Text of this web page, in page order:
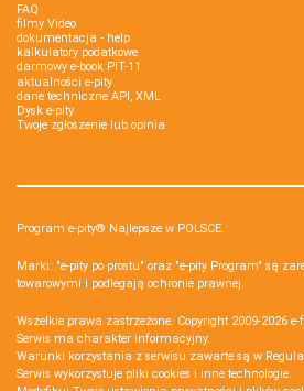
FAQ
filmy Video
dokumentacja - help
kalkulatory podatkowe
darmowy e-book PIT-11
aktualności e-pity
dane techniczne API, XML
Dysk e-pity
Twoje zgłoszenie lub opinia
Program e-pity® Najlepsze w POLSCE.
Marki: "e-pity po prostu" oraz "e-pity Program" są
towarowymi i podlegają ochronie prawnej.
Wszelkie prawa zastrzeżone. Copyright 2009-2026 e-
Serwis ma charakter informacyjny.
Warunki korzystania z serwisu zawarte są w
Serwis wykorzystuje pliki cookies i inne technologie.